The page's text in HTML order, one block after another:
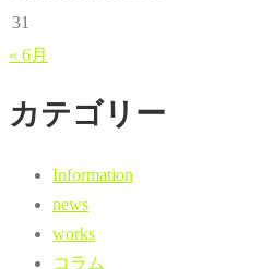
31
« 6月
カテゴリー
Information
news
works
コラム